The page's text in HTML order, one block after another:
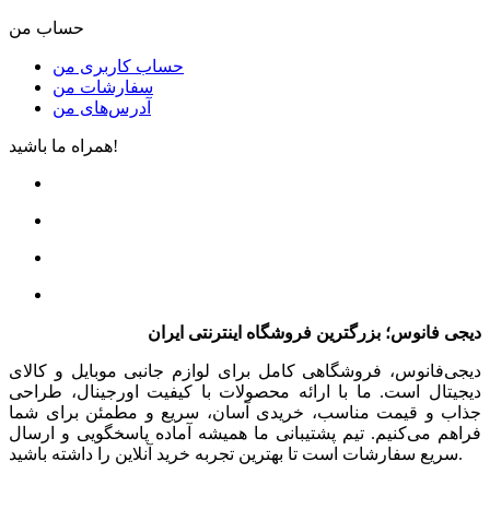
حساب من
حساب کاربری من
سفارشات من
آدرس‌های من
همراه ما باشید!
دیجی فانوس؛ بزرگترین فروشگاه اینترنتی ایران
دیجی‌فانوس، فروشگاهی کامل برای لوازم جانبی موبایل و کالای
دیجیتال است. ما با ارائه محصولات با کیفیت اورجینال، طراحی
جذاب و قیمت مناسب، خریدی آسان، سریع و مطمئن برای شما
فراهم می‌کنیم. تیم پشتیبانی ما همیشه آماده پاسخگویی و ارسال
سریع سفارشات است تا بهترین تجربه خرید آنلاین را داشته باشید.